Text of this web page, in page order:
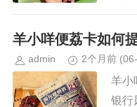
的底
台
羊小咩便荔卡如何
admin 2个月前
羊小
银行